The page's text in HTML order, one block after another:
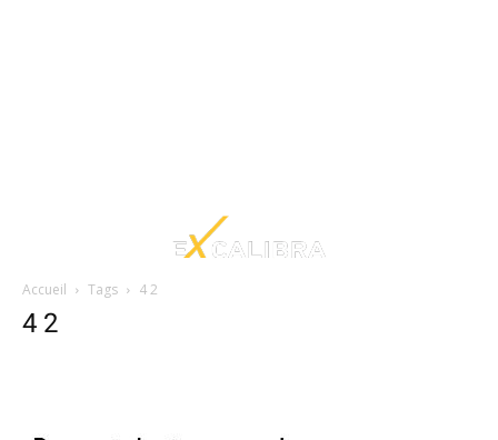
Accueil Tags 4 2
4 2